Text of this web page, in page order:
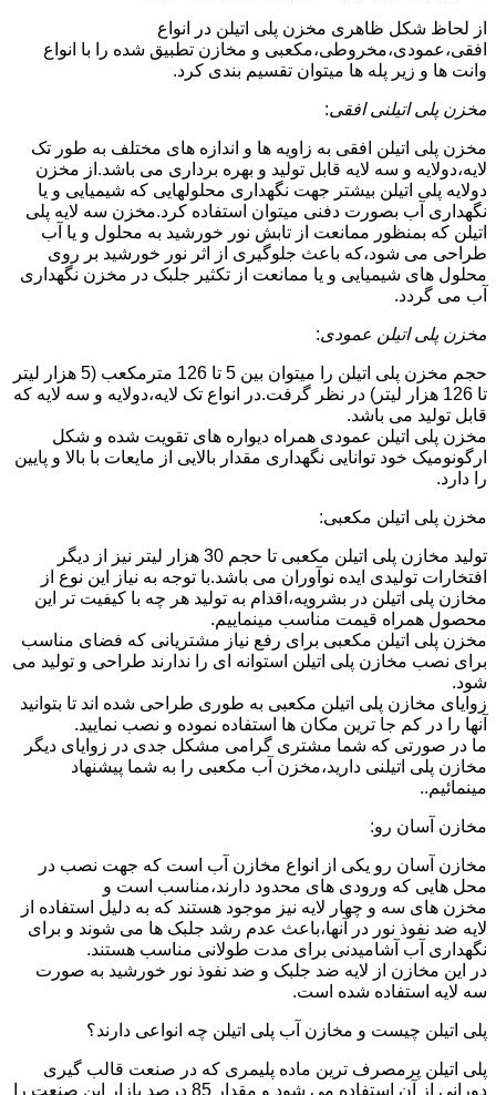
از لحاظ شکل ظاهری مخزن پلی اتیلن در انواع
افقی،عمودی،مخروطی،مکعبی و مخازن تطبیق شده را با انواع
وانت ها و زیر پله ها میتوان تقسیم بندی کرد.
مخزن پلی اتیلنی افقی:
مخزن پلی اتیلن افقی به زاویه ها و اندازه های مختلف به طور تک
لایه،دولایه و سه لایه قابل تولید و بهره برداری می باشد.از مخزن
دولایه پلی اتیلن بیشتر جهت نگهداری محلولهایی که شیمیایی و یا
نگهداری آب بصورت دفنی میتوان استفاده کرد.مخزن سه لایه پلی
اتیلن که بمنظور ممانعت از تابش نور خورشید به محلول و یا آب
طراحی می شود،که باعث جلوگیری از اثر نور خورشید بر روی
محلول های شیمیایی و یا ممانعت از تکثیر جلبک در مخزن نگهداری
آب می گردد.
مخزن پلی اتیلن عمودی:
حجم مخزن پلی اتیلن را میتوان بین 5 تا 126 مترمکعب (5 هزار لیتر
تا 126 هزار لیتر) در نظر گرفت.در انواع تک لایه،دولایه و سه لایه که
قابل تولید می باشد.
مخزن پلی اتیلن عمودی همراه دیواره های تقویت شده و شکل
ارگونومیک خود توانایی نگهداری مقدار بالایی از مایعات با بالا و پایین
را دارد.
مخزن پلی اتیلن مکعبی:
تولید مخازن پلی اتیلن مکعبی تا حجم 30 هزار لیتر نیز از دیگر
افتخارات تولیدی ایده نوآوران می باشد.با توجه به نیاز این نوع از
مخازن پلی اتیلن در بشرویه،اقدام به تولید هر چه با کیفیت تر این
محصول همراه قیمت مناسب مینماییم.
مخزن پلی اتیلن مکعبی برای رفع نیاز مشتریانی که فضای مناسب
برای نصب مخازن پلی اتیلن استوانه ای را ندارند طراحی و تولید می
شود.
زوایای مخازن پلی اتیلن مکعبی به طوری طراحی شده اند تا بتوانید
آنها را در کم جا ترین مکان ها استفاده نموده و نصب نمایید.
ما در صورتی که شما مشتری گرامی مشکل جدی در زوایای دیگر
مخازن پلی اتیلنی دارید،مخزن آب مکعبی را به شما پیشنهاد
مینمائیم..
مخازن آسان رو:
مخازن آسان رو یکی از انواع مخازن آب است که جهت نصب در
محل هایی که ورودی های محدود دارند،مناسب است و
مخزن های سه و چهار لایه نیز موجود هستند که به دلیل استفاده از
لایه ضد نفوذ نور در آنها،باعث عدم رشد جلبک ها می شوند و برای
نگهداری آب آشامیدنی برای مدت طولانی مناسب هستند.
در این مخازن از لایه ضد جلبک و ضد نفوذ نور خورشید به صورت
سه لایه استفاده شده است.
پلی اتیلن چیست و مخازن آب پلی اتیلن چه انواعی دارند؟
پلی اتیلن پرمصرف ترین ماده پلیمری که در صنعت قالب گیری
دورانی از آن استفاده می شود و مقدار 85 درصد بازار این صنعت را